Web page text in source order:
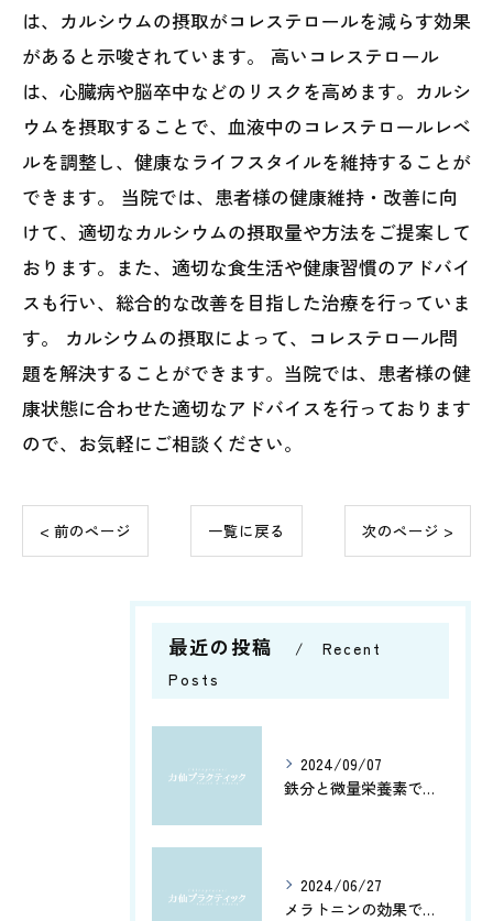
は、カルシウムの摂取がコレステロールを減らす効果
があると示唆されています。 高いコレステロール
は、心臓病や脳卒中などのリスクを高めます。カルシ
ウムを摂取することで、血液中のコレステロールレベ
ルを調整し、健康なライフスタイルを維持することが
できます。 当院では、患者様の健康維持・改善に向
けて、適切なカルシウムの摂取量や方法をご提案して
おります。また、適切な食生活や健康習慣のアドバイ
スも行い、総合的な改善を目指した治療を行っていま
す。 カルシウムの摂取によって、コレステロール問
題を解決することができます。当院では、患者様の健
康状態に合わせた適切なアドバイスを行っております
ので、お気軽にご相談ください。
< 前のページ 一覧に戻る 次のページ >
最近の投稿
Recent
Posts
2024/09/07
鉄分と微量栄養素で健康管理
2024/06/27
メラトニンの効果で、よく眠れてホルモン分泌もアップ！カルシウムとアミノ酸で健康脳を維持しよう